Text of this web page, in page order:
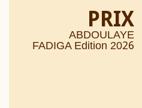
PRIX
ABDOULAYE
FADIGA Edition 2026